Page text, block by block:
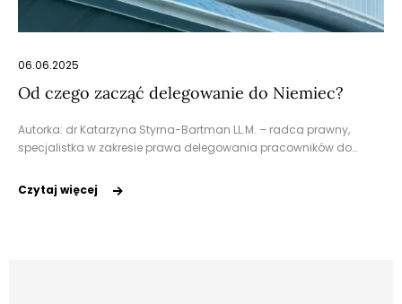
06.06.2025
Od czego zacząć delegowanie do Niemiec?
Autorka: dr Katarzyna Styrna-Bartman LL.M. – radca prawny,
specjalistka w zakresie prawa delegowania pracowników do…
Czytaj więcej